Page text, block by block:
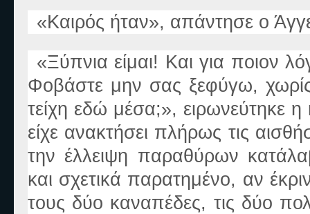
«Καιρός ήταν», απάντησε ο
«Ξύπνια είμαι! Και για ποιον
Φοβάστε μην σας ξεφύγω,
τείχη εδώ μέσα;», ειρωνεύτηκε
είχε ανακτήσει πλήρως τις
την έλλειψη παραθύρων
και σχετικά παρατημένο, αν
τους δύο καναπέδες, τις δύο